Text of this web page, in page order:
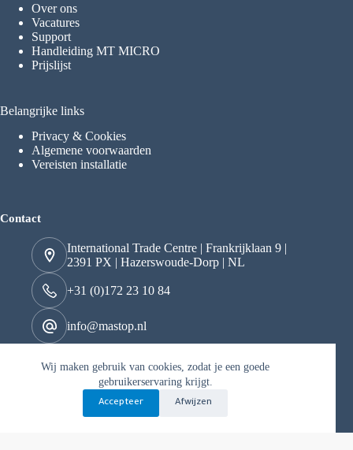
Wij maken gebruik van cookies, zodat je een goede
gebruikerservaring krijgt.
Accepteer Afwijzen
Over ons
Vacatures
Support
Handleiding MT MICRO
Prijslijst
Belangrijke links
Privacy & Cookies
Algemene voorwaarden
Vereisten installatie
Contact
International Trade Centre | Frankrijklaan 9 |
2391 PX | Hazerswoude-Dorp | NL
+31 (0)172 23 10 84
info@mastop.nl
BTW nr. NL822163706B01